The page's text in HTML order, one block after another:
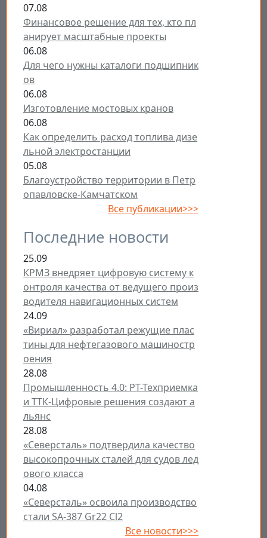
07.08
Финансовое решение для тех, кто пл
анирует масштабные проекты
06.08
Для чего нужны каталоги подшипник
ов
06.08
Изготовление мостовых кранов
06.08
Как определить расход топлива дизе
льной электростанции
05.08
Благоустройство территории в Петр
опавловске-Камчатском
Все публикации>>>
Последние новости
25.09
КРМЗ внедряет цифровую систему к
онтроля качества от ведущего произ
водителя навигационных систем
24.09
«Вириал» разработал режущие плас
тины для нефтегазового машиностр
оения
28.08
Промышленность 4.0: РТ-Техприемка
и ТТК-Цифровые решения создают а
льянс
28.08
«Северсталь» подтвердила качество
высокопрочных сталей для судов лед
ового класса
04.08
«Северсталь» освоила производство
стали SA-387 Gr22 Cl2
Все новости>>>